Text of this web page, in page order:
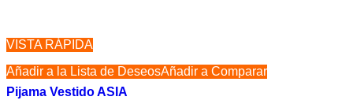
VISTA RÁPIDA
Añadir a la Lista de DeseosAñadir a Comparar
Pijama Vestido ASIA